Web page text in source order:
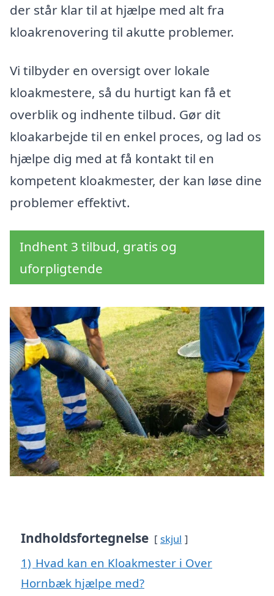
der står klar til at hjælpe med alt fra
kloakrenovering til akutte problemer.
Vi tilbyder en oversigt over lokale
kloakmestere, så du hurtigt kan få et
overblik og indhente tilbud. Gør dit
kloakarbejde til en enkel proces, og lad os
hjælpe dig med at få kontakt til en
kompetent kloakmester, der kan løse dine
problemer effektivt.
Indhent 3 tilbud, gratis og
uforpligtende
Indholdsfortegnelse skjul
1) Hvad kan en Kloakmester i Over
Hornbæk hjælpe med?